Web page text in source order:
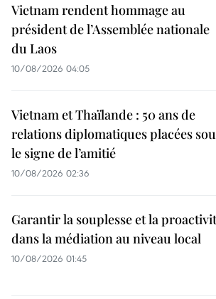
Vietnam rendent hommage au
président de l’Assemblée nationale
du Laos
10/08/2026 04:05
Vietnam et Thaïlande : 50 ans de
relations diplomatiques placées
le signe de l’amitié
10/08/2026 02:36
Garantir la souplesse et la
dans la médiation au niveau local
10/08/2026 01:45